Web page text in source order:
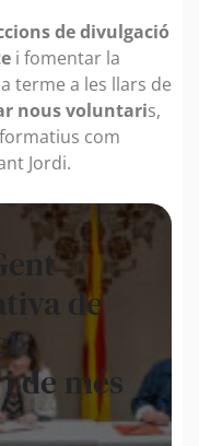
de divulgació
i fomentar la
terme a les llars de
nous voluntaris,
com
Jordi.
de
de més